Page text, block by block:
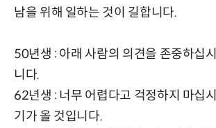
남을 위해 일하는 것이 길합니다.
50년생 : 아래 사람의 의견을 존중하십
니다.
62년생 : 너무 어렵다고 걱정하지 마십
기가 올 것입니다.